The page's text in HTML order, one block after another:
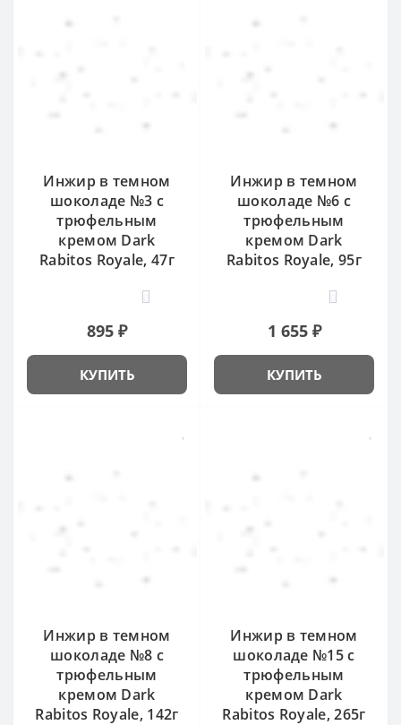
Инжир в темном
шоколаде №3 с
трюфельным
кремом Dark
Rabitos Royale, 47г
895 ₽
КУПИТЬ
Инжир в темном
шоколаде №6 с
трюфельным
кремом Dark
Rabitos Royale, 95г
1 655 ₽
КУПИТЬ
Инжир в темном
шоколаде №8 с
трюфельным
кремом Dark
Rabitos Royale, 142г
Инжир в темном
шоколаде №15 с
трюфельным
кремом Dark
Rabitos Royale, 265г